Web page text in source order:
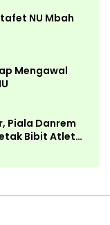
NU Mbah
Mengawal
Piala Danrem
Bibit Atlet